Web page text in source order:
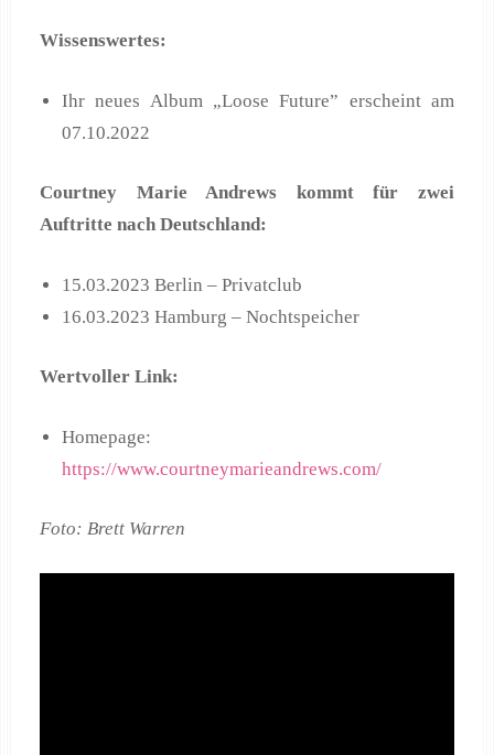
Wissenswertes:
Ihr neues Album „Loose Future” erscheint am
07.10.2022
Courtney Marie Andrews kommt für zwei
Auftritte nach Deutschland:
15.03.2023 Berlin – Privatclub
16.03.2023 Hamburg – Nochtspeicher
Wertvoller Link:
Homepage:
https://www.courtneymarieandrews.com/
Foto: Brett Warren